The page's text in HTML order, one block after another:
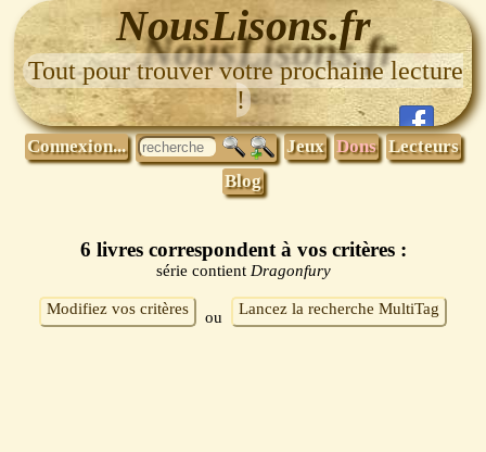
NousLisons.fr
Tout pour trouver votre prochaine lecture
!
Connexion... Jeux Dons Lecteurs
Blog
6 livres correspondent à vos critères :
série contient Dragonfury
Modifiez vos critères ou Lancez la recherche MultiTag